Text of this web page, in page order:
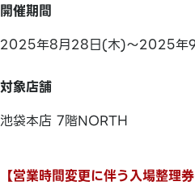
開催期間
2025年8月28日(木)～2025年
対象店舗
池袋本店 7階NORTH
【営業時間変更に伴う入場整理